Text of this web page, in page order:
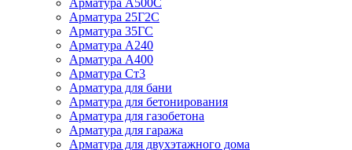
Арматура A500С
Арматура 25Г2С
Арматура 35ГС
Арматура А240
Арматура А400
Арматура Ст3
Арматура для бани
Арматура для бетонирования
Арматура для газобетона
Арматура для гаража
Арматура для двухэтажного дома